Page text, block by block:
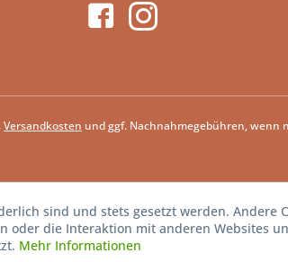
Versandkosten und ggf. Nachnahmegebühren, wenn
sind und stets gesetzt werden. Andere
oder die Interaktion mit anderen Websites
Mehr Informationen